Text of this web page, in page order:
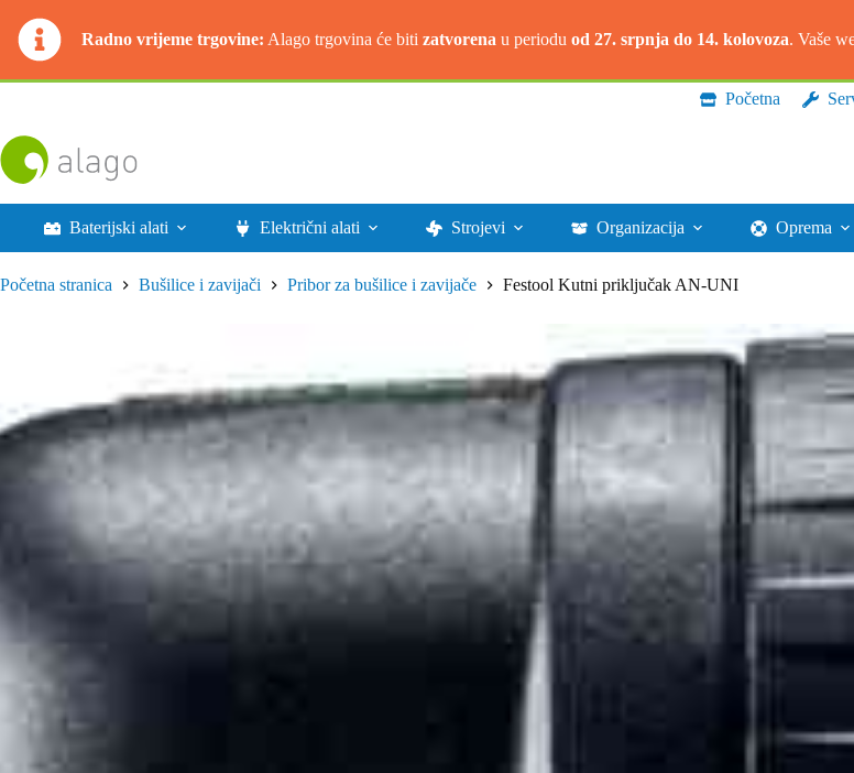
Radno vrijeme trgovine: Alago trgovina će biti zatvorena u periodu od 27. srpnja do 14. kolovoza. Vaše
Preskoči
Početna
Baterijski alati Električni alati Strojevi Organizacija Oprema
Početna stranica Bušilice i zavijači Pribor za bušilice i zavijače Festool Kutni priključak AN-UNI